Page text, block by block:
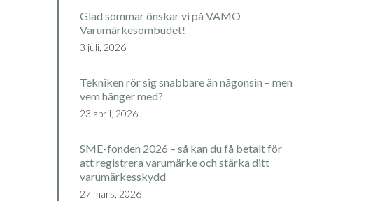
Glad sommar önskar vi på VAMO
Varumärkesombudet!
3 juli, 2026
Tekniken rör sig snabbare än någonsin – men
vem hänger med?
23 april, 2026
SME-fonden 2026 – så kan du få betalt för
att registrera varumärke och stärka ditt
varumärkesskydd
27 mars, 2026